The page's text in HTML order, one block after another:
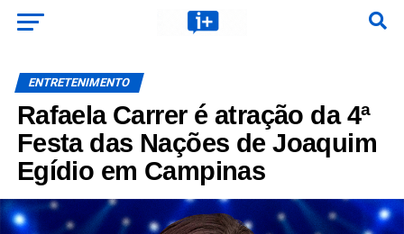
ENTRETENIMENTO
Rafaela Carrer é atração da 4ª
Festa das Nações de Joaquim
Egídio em Campinas